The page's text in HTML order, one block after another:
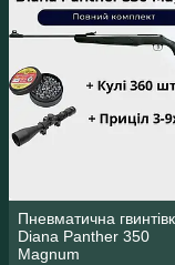
Пневматична
Diana Panther 350
Magnum